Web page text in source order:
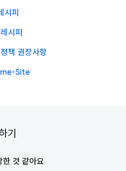
피
시피
책 권장사항
Site
기
한 것 같아요